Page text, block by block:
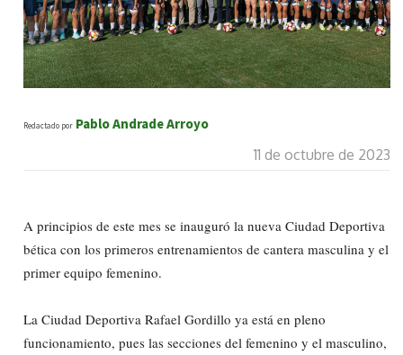
Redactado por Pablo Andrade Arroyo
11 de octubre de 2023
A principios de este mes se inauguró la nueva Ciudad Deportiva
bética con los primeros entrenamientos de cantera masculina y el
primer equipo femenino.
La Ciudad Deportiva Rafael Gordillo ya está en pleno
funcionamiento, pues las secciones del femenino y el masculino,